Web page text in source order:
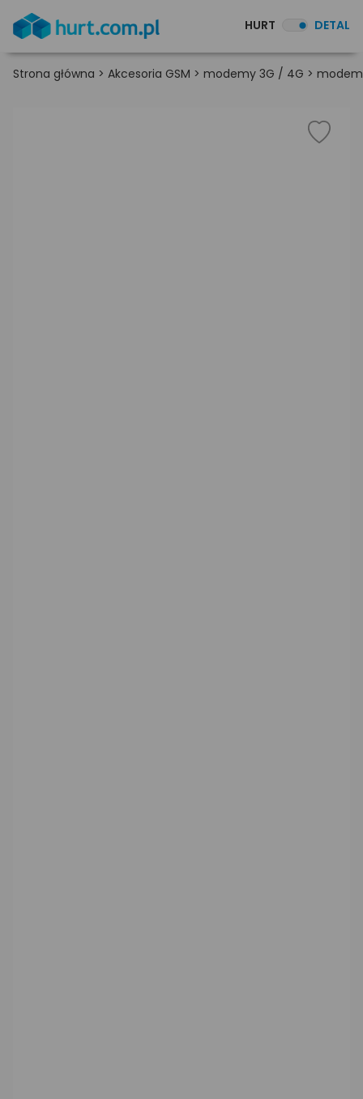
HURT DETAL
Strona główna > Akcesoria GSM > modemy 3G / 4G >